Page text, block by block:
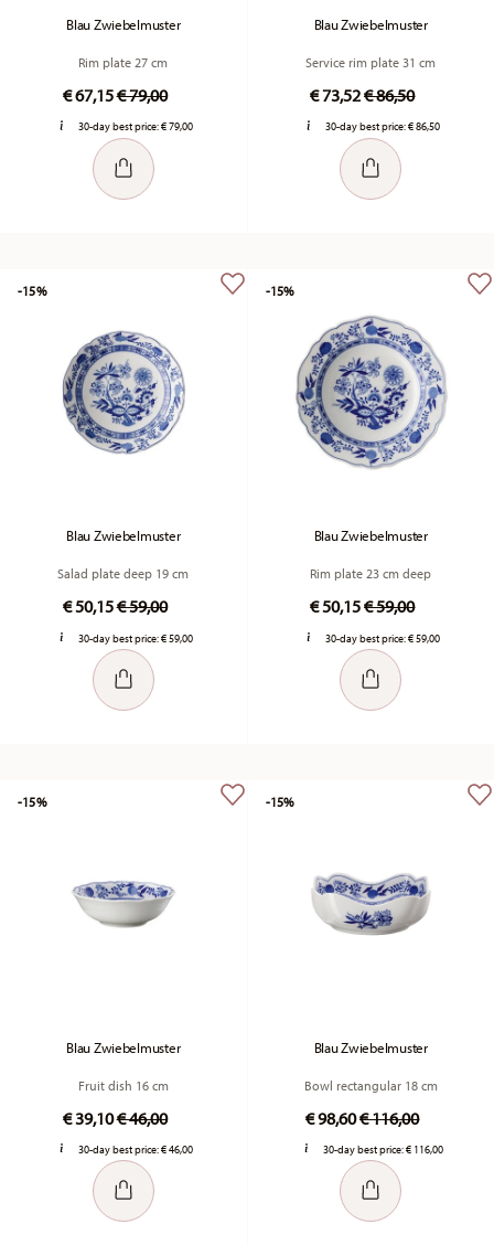
Blau Zwiebelmuster
Rim plate 27 cm
€ 67,15Price reduced from
€ 79,00to
30-day best price:€ 79,00
Blau Zwiebelmuster
Service rim plate 31 cm
€ 73,52Price reduced
€ 86,50to
30-day best price:€ 86,50
Blau Zwiebelmuster
Salad plate deep 19 cm
€ 50,15Price reduced from
€ 59,00to
30-day best price:€ 59,00
-15%
Blau Zwiebelmuster
Rim plate 23 cm deep
€ 50,15Price reduced
€ 59,00to
30-day best price:€ 59,00
-15%
Blau Zwiebelmuster
Fruit dish 16 cm
€ 39,10Price reduced from
€ 46,00to
30-day best price:€ 46,00
-15%
Blau Zwiebelmuster
Bowl rectangular 18 cm
€ 98,60Price reduced
€ 116,00to
30-day best price:€ 116,00
-15%